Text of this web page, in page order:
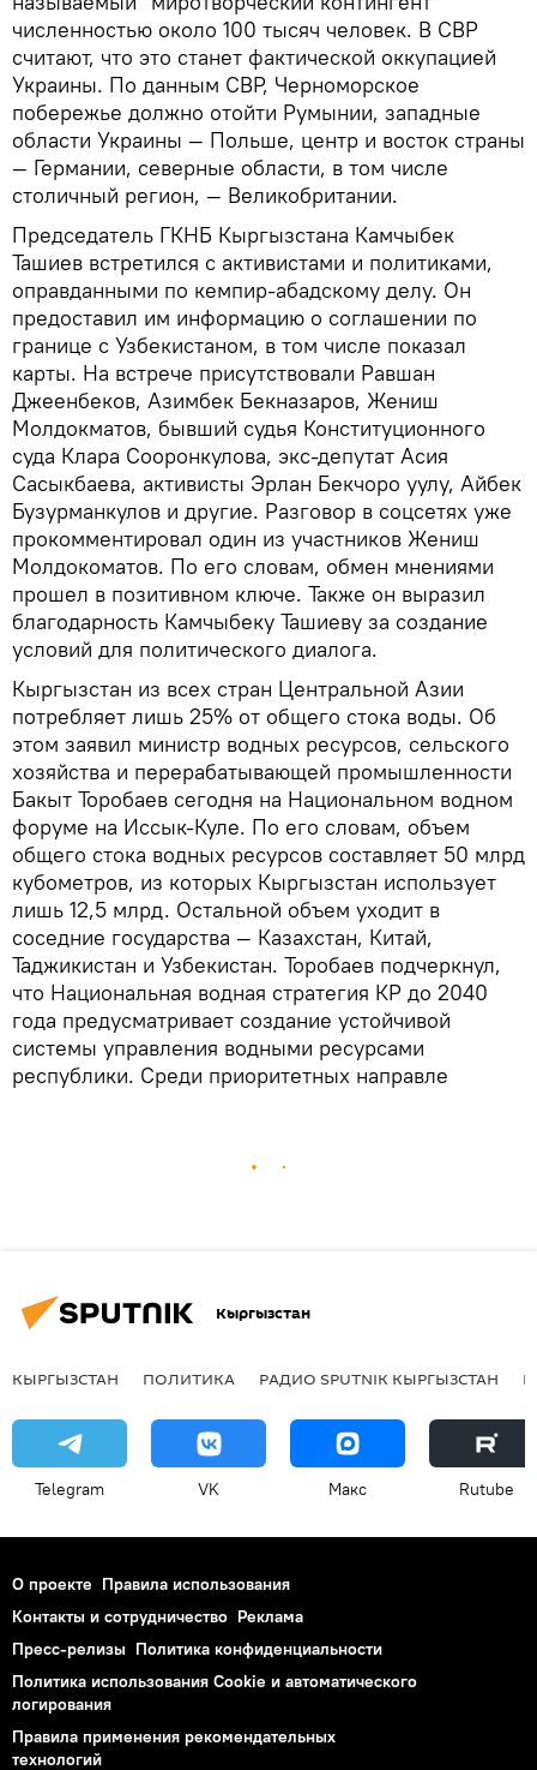
численностью около 100 тысяч человек. В СВР
считают, что это станет фактической оккупацией
Украины. По данным СВР, Черноморское
побережье должно отойти Румынии, западные
области Украины — Польше, центр и восток страны
— Германии, северные области, в том числе
столичный регион, — Великобритании.
Председатель ГКНБ Кыргызстана Камчыбек
Ташиев встретился с активистами и политиками,
оправданными по кемпир-абадскому делу. Он
предоставил им информацию о соглашении по
границе c Узбекистаном, в том числе показал
карты. На встрече присутствовали Равшан
Джеенбеков, Азимбек Бекназаров, Жениш
Молдокматов, бывший судья Конституционного
суда Клара Сооронкулова, экс-депутат Асия
Сасыкбаева, активисты Эрлан Бекчоро уулу, Айбек
Бузурманкулов и другие. Разговор в соцсетях уже
прокомментировал один из участников Жениш
Молдокоматов. По его словам, обмен мнениями
прошел в позитивном ключе. Также он выразил
благодарность Камчыбеку Ташиеву за создание
условий для политического диалога.
Кыргызстан из всех стран Центральной Азии
потребляет лишь 25% от общего стока воды. Об
этом заявил министр водных ресурсов, сельского
хозяйства и перерабатывающей промышленности
Бакыт Торобаев сегодня на Национальном водном
форуме на Иссык-Куле. По его словам, объем
общего стока водных ресурсов составляет 50 млрд
кубометров, из которых Кыргызстан использует
лишь 12,5 млрд. Остальной объем уходит в
соседние государства — Казахстан, Китай,
Таджикистан и Узбекистан. Торобаев подчеркнул,
что Национальная водная стратегия КР до 2040
года предусматривает создание устойчивой
системы управления водными ресурсами
республики. Среди приоритетных направле
Кыргызстан
КЫРГЫЗСТАН ПОЛИТИКА РАДИО SPUTNIK КЫРГЫЗСТАН
Telegram VK Макс Rutube
О проекте Правила использования
Контакты и сотрудничество Реклама
Пресс-релизы Политика конфиденциальности
Политика использования Cookie и автоматического
логирования
Правила применения рекомендательных
технологий